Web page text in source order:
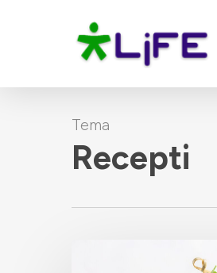
Tema
Recepti